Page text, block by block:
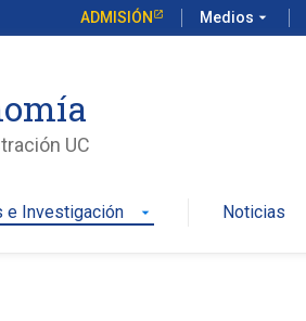
ADMISIÓN Medios arrow_drop_down
UC
e Investigación arrow_drop_down Noticias